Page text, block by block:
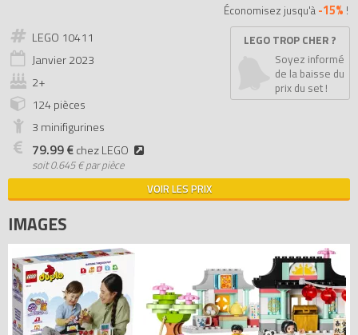
Économisez jusqu'à -15% !
LEGO 10411
Janvier2023
2+
124 pièces
3 minifigurines
79.99 €chez LEGO
soit0.645 € par pièce
LEGO TROP CHER ?
Soyez informé
de la baisse du
prix du set !
VOIR LES PRIX
IMAGES